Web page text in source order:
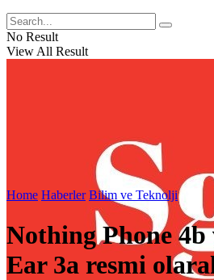
No Result
View All Result
Home Haberler Bilim ve Teknolji
Nothing Phone
Ear 3a resmi